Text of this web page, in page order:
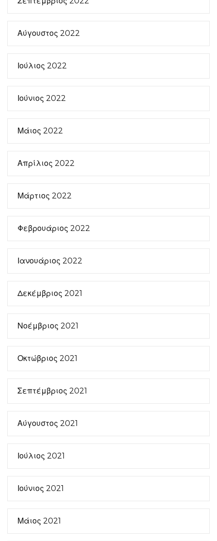
Αύγουστος 2022
Ιούλιος 2022
Ιούνιος 2022
Μάιος 2022
Απρίλιος 2022
Μάρτιος 2022
Φεβρουάριος 2022
Ιανουάριος 2022
Δεκέμβριος 2021
Νοέμβριος 2021
Οκτώβριος 2021
Σεπτέμβριος 2021
Αύγουστος 2021
Ιούλιος 2021
Ιούνιος 2021
Μάιος 2021